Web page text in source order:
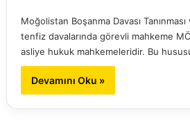
Moğolistan Boşanma Davası
tenfiz davalarında görevli mahkeme
asliye hukuk mahkemeleridir. Bu
Devamını Oku »